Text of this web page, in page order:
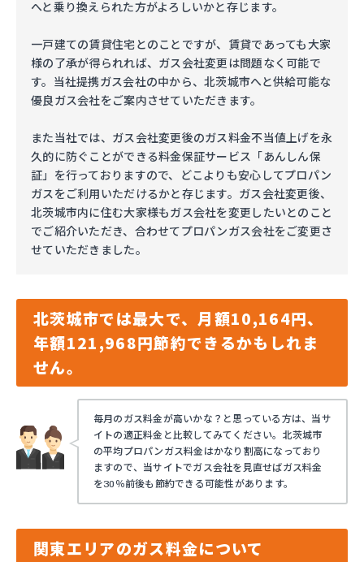
へと乗り換えられた方がよろしいかと存じます。
一戸建ての賃貸住宅とのことですが、賃貸であっても大家
様の了承が得られれば、ガス会社変更は問題なく可能で
す。当社提携ガス会社の中から、北茨城市へと供給可能な
優良ガス会社をご案内させていただきます。
また当社では、ガス会社変更後のガス料金不当値上げを永
久的に防ぐことができる料金保証サービス「あんしん保
証」を行っておりますので、どこよりも安心してプロパン
ガスをご利用いただけるかと存じます。ガス会社変更後、
北茨城市内に住む大家様もガス会社を変更したいとのこと
でご紹介いただき、合わせてプロパンガス会社をご変更さ
せていただきました。
北茨城市では最大で、月額10,164円、
年額121,968円節約できるかもしれま
せん。
毎月のガス料金が高いかな？と思っている方は、当サ
イトの適正料金と比較してみてください。北茨城市
の平均プロパンガス料金はかなり割高になっており
ますので、当サイトでガス会社を見直せばガス料金
を30％前後も節約できる可能性があります。
関東エリアのガス料金について